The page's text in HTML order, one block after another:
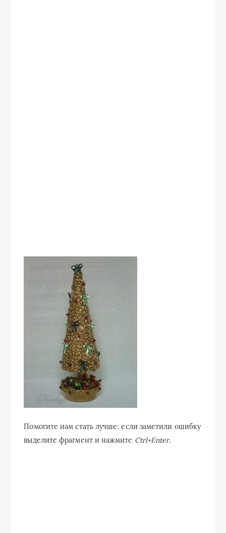
Помогите нам стать лучше: если заметили ошибку
выделите фрагмент и нажмите Ctrl+Enter.